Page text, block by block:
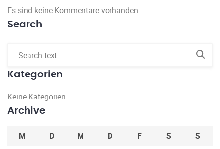
Es sind keine Kommentare vorhanden.
Search
Kategorien
Keine Kategorien
Archive
M D M D F S
S